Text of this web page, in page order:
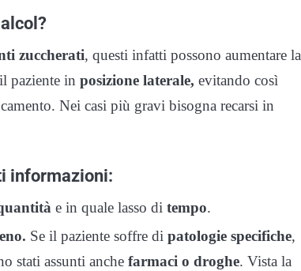
zuccherati, questi infatti possono aumentare la
paziente in posizione laterale, evitando così
Nei casi più gravi bisogna recarsi in
informazioni:
e in quale lasso di tempo.
Se il paziente soffre di patologie specifiche,
stati assunti anche farmaci o droghe. Vista la